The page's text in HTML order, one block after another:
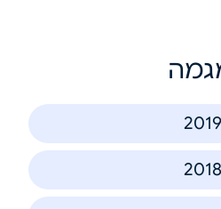
2019
2018